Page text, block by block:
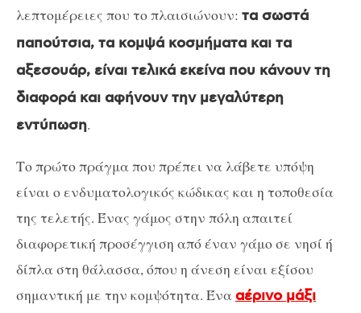
λεπτομέρειες που το πλαισιώνουν: τα σωστά
παπούτσια, τα κομψά κοσμήματα και τα
αξεσουάρ, είναι τελικά εκείνα που κάνουν τη
διαφορά και αφήνουν την μεγαλύτερη
εντύπωση.
Το πρώτο πράγμα που πρέπει να λάβετε υπόψη
είναι ο ενδυματολογικός κώδικας και η τοποθεσία
της τελετής. Ένας γάμος στην πόλη απαιτεί
διαφορετική προσέγγιση από έναν γάμο σε νησί ή
δίπλα στη θάλασσα, όπου η άνεση είναι εξίσου
σημαντική με την κομψότητα. Ένααέρινο μάξι